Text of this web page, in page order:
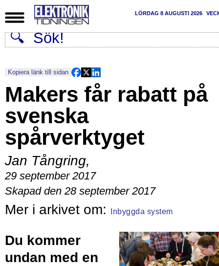
LÖRDAG 8 AUGUSTI 2026
Kopiera länk till sidan
Makers får rabatt på
svenska
spårverktyget
Jan Tångring,
29 september 2017
Skapad den 28 september 2017
Inbyggda system
Du kommer
undan med en